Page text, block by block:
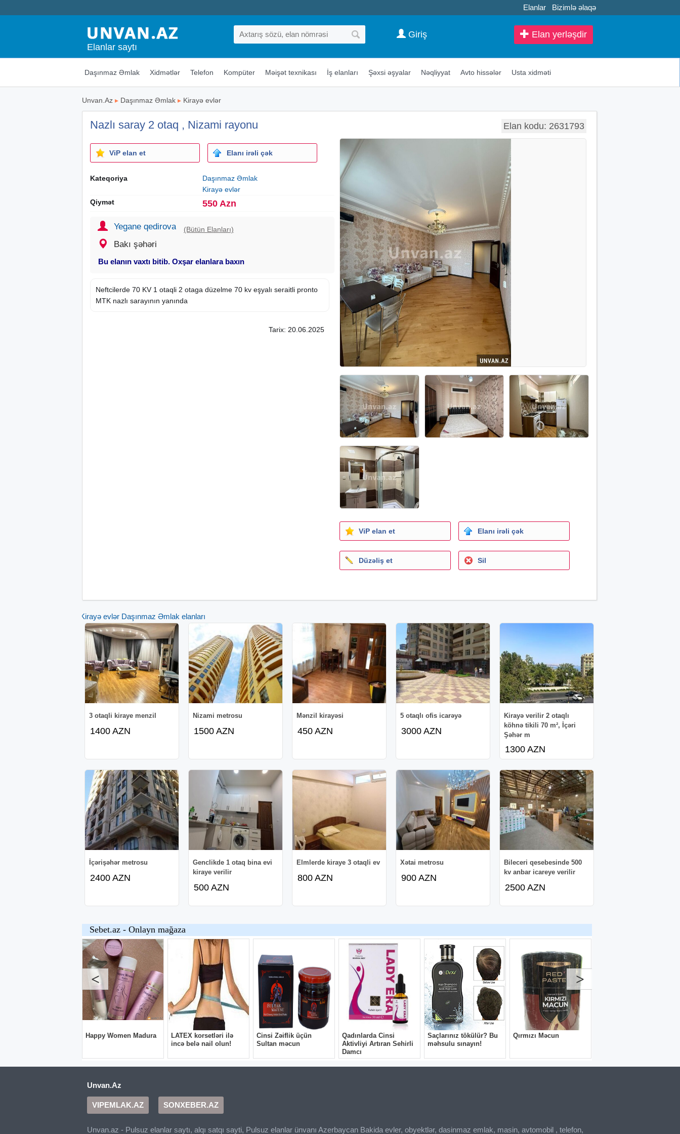
Elanlar Bizimlə əlaqə
Elanlar saytı
Elan yerləşdir
Giriş
Daşınmaz Əmlak Xidmətlər Telefon Kompüter Məişət texnikası İş elanları Şəxsi əşyalar Nəqliyyat Avto hissələr Usta xidməti
Unvan.Az ▸ Daşınmaz Əmlak ▸ Kirayə evlər
Nazlı saray 2 otaq , Nizami rayonu Elan kodu: 2631793
ViP elan et Elanı irəli çək
Kateqoriya
Daşınmaz Əmlak
Kirayə evlər
Qiymət
550 Azn
Yegane qedirova (Bütün Elanları)
Bakı şəhəri
Bu elanın vaxtı bitib. Oxşar elanlara baxın
Neftcilerde 70 KV 1 otaqli 2 otaga düzelme 70 kv eşyalı seraitli pronto
MTK nazlı sarayının yanında
Tarix: 20.06.2025
ViP elan et Elanı irəli çək
Düzəliş et Sil
Kirayə evlər Daşınmaz Əmlak elanları
3 otaqli kiraye menzil
1400 AZN
Nizami metrosu
1500 AZN
Mənzil kirayəsi
450 AZN
5 otaqlı ofis icarəyə
3000 AZN
Kirayə verilir 2 otaqlı
köhnə tikili 70 m², İçəri
Şəhər m
1300 AZN
İçərişəhər metrosu
2400 AZN
Genclikde 1 otaq bina evi
kiraye verilir
500 AZN
Elmlerde kiraye 3 otaqli ev
800 AZN
Xətai metrosu
900 AZN
Bileceri qesebesinde 500
kv anbar icareye verilir
2500 AZN
Unvan.Az
VIPEMLAK.AZ SONXEBER.AZ
Unvan.az - Pulsuz elanlar saytı, alqı satqı sayti, Pulsuz elanlar ünvanı Azerbaycan Bakida evler, obyektlər, dasinmaz emlak, masin, avtomobil , telefon,